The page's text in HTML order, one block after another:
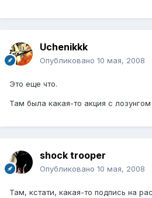
Uchenikkk
Опубликовано 10 мая, 2008
Это еще что.
Там была какая-то акция с
shock trooper
Опубликовано 10 мая, 2008
Там, кстати, какая-то подпись на